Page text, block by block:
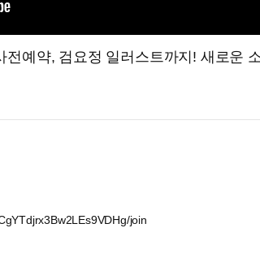
전예약, 검요정 일러스트까지! 새로운
join